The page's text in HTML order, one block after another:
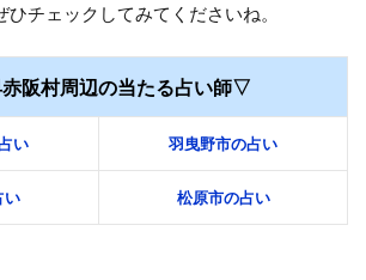
ひチェックしてみてくださいね。
阪村周辺の当たる占い師▽
い 羽曳野市の占い
い 松原市の占い